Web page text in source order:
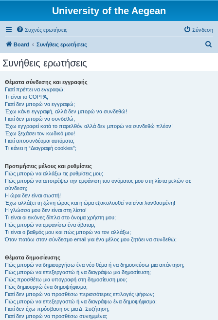
University of the Aegean
Συχνές ερωτήσεις Σύνδεση
Board Συνήθεις ερωτήσεις
Συνήθεις ερωτήσεις
Θέματα σύνδεσης και εγγραφής
Γιατί πρέπει να εγγραφώ;
Τι είναι το COPPA;
Γιατί δεν μπορώ να εγγραφώ;
Έχω κάνει εγγραφή, αλλά δεν μπορώ να συνδεθώ!
Γιατί δεν μπορώ να συνδεθώ;
Έχω εγγραφεί κατά το παρελθόν αλλά δεν μπορώ να συνδεθώ πλέον!
Έχω ξεχάσει τον κωδικό μου!
Γιατί αποσυνδέομαι αυτόματα;
Τι κάνει η “Διαγραφή cookies”;
Προτιμήσεις μέλους και ρυθμίσεις
Πώς μπορώ να αλλάξω τις ρυθμίσεις μου;
Πώς μπορώ να αποτρέψω την εμφάνιση του ονόματος μου στη λίστα μελών σε
σύνδεση;
Η ώρα δεν είναι σωστή!
Έχω αλλάξει τη ζώνη ώρας και η ώρα εξακολουθεί να είναι λανθασμένη!
Η γλώσσα μου δεν είναι στη λίστα!
Τι είναι οι εικόνες δίπλα στο όνομα χρήστη μου;
Πώς μπορώ να εμφανίσω ένα άβαταρ;
Τι είναι ο βαθμός μου και πώς μπορώ να τον αλλάξω;
Όταν πατάω στον σύνδεσμο email για ένα μέλος μου ζητάει να συνδεθώ;
Θέματα δημοσίευσης
Πώς μπορώ να δημιουργήσω ένα νέο θέμα ή να δημοσιεύσω μια απάντηση;
Πώς μπορώ να επεξεργαστώ ή να διαγράψω μια δημοσίευση;
Πώς προσθέτω μια υπογραφή στη δημοσίευση μου;
Πώς δημιουργώ ένα δημοψήφισμα;
Γιατί δεν μπορώ να προσθέσω περισσότερες επιλογές ψήφων;
Πώς μπορώ να επεξεργαστώ ή να διαγράψω ένα δημοψήφισμα;
Γιατί δεν έχω πρόσβαση σε μια Δ. Συζήτηση;
Γιατί δεν μπορώ να προσθέσω συνημμένα;